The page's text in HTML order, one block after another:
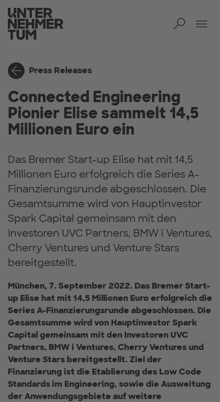
Press Releases
Connected Engineering
Pionier Elise sammelt 14,5
Millionen Euro ein
Das Bremer Start-up Elise hat mit 14,5
Millionen Euro erfolgreich die Series A-
Finanzierungsrunde abgeschlossen. Die
Gesamtsumme wird von Hauptinvestor
Spark Capital gemeinsam mit den
Investoren UVC Partners, BMW i Ventures,
Cherry Ventures und Venture Stars
bereitgestellt.
München, 7. September 2022. Das Bremer Start-
up Elise hat mit 14,5 Millionen Euro erfolgreich die
Series A-Finanzierungsrunde abgeschlossen. Die
Gesamtsumme wird von Hauptinvestor Spark
Capital gemeinsam mit den Investoren UVC
Partners, BMW i Ventures, Cherry Ventures und
Venture Stars bereitgestellt. Ziel der
Finanzierung ist die Etablierung des Low Code
Standards im Engineering, sowie die Ausweitung
der Anwendungsgebiete auf weitere